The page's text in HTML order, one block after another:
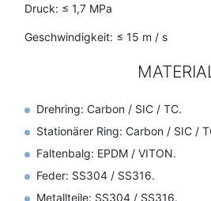
Druck: ≤ 1,7 MPa
Geschwindigkeit: ≤ 15 m / s
Drehring: Carbon / SIC / TC.
Stationärer Ring: Carbon / SIC /
Faltenbalg: EPDM / VITON.
Feder: SS304 / SS316.
Metallteile: SS304 / SS316.